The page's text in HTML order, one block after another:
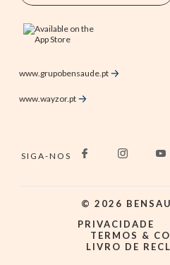
www.grupobensaude.pt
www.wayzor.pt
SIGA-NOS
PRIVACIDADE
TERMOS &
LIVRO DE
© 2026